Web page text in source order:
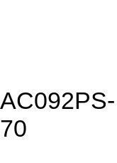
AC092PS-
70